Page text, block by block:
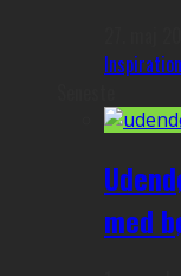
Inspiration
med